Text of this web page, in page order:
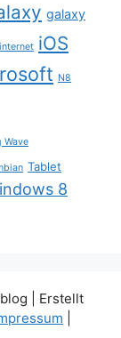
galaxy
internet iOS
N8
Wave
Tablet
8
| Erstellt